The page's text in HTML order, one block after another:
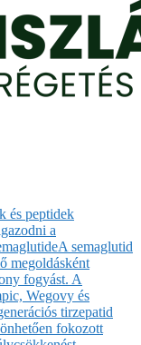
és peptidek
a
A semaglutid
megoldásként
fogyást. A
Wegovy és
tirzepatid
fokozott